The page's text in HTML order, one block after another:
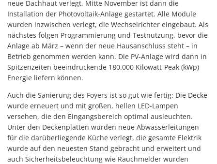
neue Dachhaut verlegt, Mitte November ist dann die
Installation der Photovoltaik-Anlage gestartet. Alle Module
wurden inzwischen verlegt, die Wechselrichter eingebaut. Als
nächstes folgen Programmierung und Testnutzung, bevor die
Anlage ab März – wenn der neue Hausanschluss steht – in
Betrieb genommen werden kann. Die PV-Anlage wird dann in
Spitzenzeiten beeindruckende 180.000 Kilowatt-Peak (kWp)
Energie liefern können.
Auch die Sanierung des Foyers ist so gut wie fertig: Die Decke
wurde erneuert und mit großen, hellen LED-Lampen
versehen, die den Eingangsbereich optimal ausleuchten.
Unter den Deckenplatten wurden neue Abwasserleitungen
für die darüberliegende Küche verlegt, die gesamte Elektrik
wurde auf den neuesten Stand gebracht und erweitert und
auch Sicherheitsbeleuchtung wie Rauchmelder wurden